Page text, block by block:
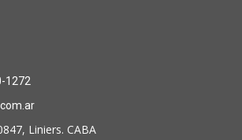
1272
Liniers. CABA